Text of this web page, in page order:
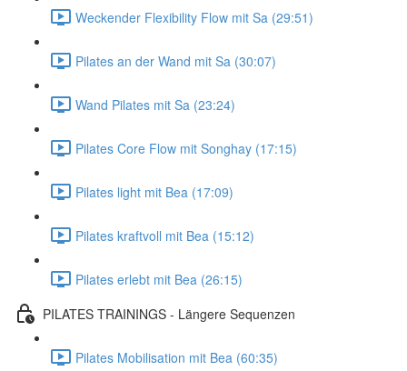
Weckender Flexibility Flow mit Sa (29:51)
Pilates an der Wand mit Sa (30:07)
Wand Pilates mit Sa (23:24)
Pilates Core Flow mit Songhay (17:15)
Pilates light mit Bea (17:09)
Pilates kraftvoll mit Bea (15:12)
Pilates erlebt mit Bea (26:15)
PILATES TRAININGS - Längere Sequenzen
Pilates Mobilisation mit Bea (60:35)